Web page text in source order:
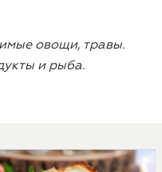
овощи, травы.
и рыба.